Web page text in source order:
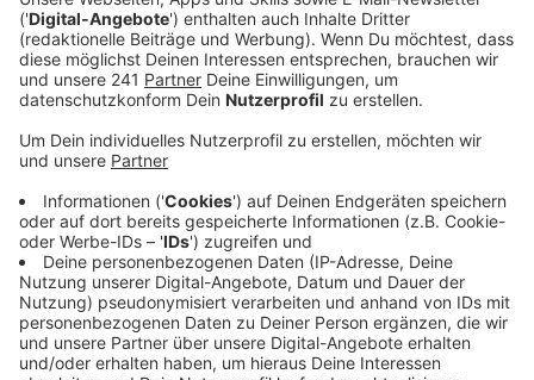
Veröffentlicht:Dienstag, 30.04.2019 11:17
Anzeige
Viele Menschen würden in ihrem Umfeld Gewalt an
Kindern vermuten, die Hemmschwelle, sich an Polizei
und Jugendamt zu wenden, sei jedoch groß. Auch der
Opferschutzbund Weißer Ring sieht das Problem: Seit
vielen Jahren blieben die Fallzahlen von Gewalt an
Kindern unverändert hoch.
Wer Hilfe sucht, kann die in Leverkusen zum Beispiel